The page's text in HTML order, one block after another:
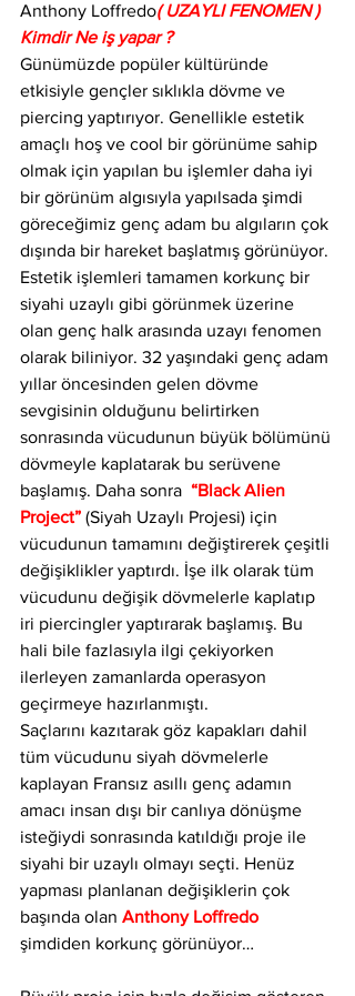
Anthony Loffredo( UZAYLI FENOMEN )
Kimdir Ne iş yapar ?
Günümüzde popüler kültüründe
etkisiyle gençler sıklıkla dövme ve
piercing yaptırıyor. Genellikle estetik
amaçlı hoş ve cool bir görünüme sahip
olmak için yapılan bu işlemler daha iyi
bir görünüm algısıyla yapılsada şimdi
göreceğimiz genç adam bu algıların çok
dışında bir hareket başlatmış görünüyor.
Estetik işlemleri tamamen korkunç bir
siyahi uzaylı gibi görünmek üzerine
olan genç halk arasında uzayı fenomen
olarak biliniyor. 32 yaşındaki genç adam
yıllar öncesinden gelen dövme
sevgisinin olduğunu belirtirken
sonrasında vücudunun büyük bölümünü
dövmeyle kaplatarak bu serüvene
başlamış. Daha sonra “Black Alien
Project” (Siyah Uzaylı Projesi) için
vücudunun tamamını değiştirerek çeşitli
değişiklikler yaptırdı. İşe ilk olarak tüm
vücudunu değişik dövmelerle kaplatıp
iri piercingler yaptırarak başlamış. Bu
hali bile fazlasıyla ilgi çekiyorken
ilerleyen zamanlarda operasyon
geçirmeye hazırlanmıştı.
Saçlarını kazıtarak göz kapakları dahil
tüm vücudunu siyah dövmelerle
kaplayan Fransız asıllı genç adamın
amacı insan dışı bir canlıya dönüşme
isteğiydi sonrasında katıldığı proje ile
siyahi bir uzaylı olmayı seçti. Henüz
yapması planlanan değişiklerin çok
başında olan Anthony Loffredo
şimdiden korkunç görünüyor…